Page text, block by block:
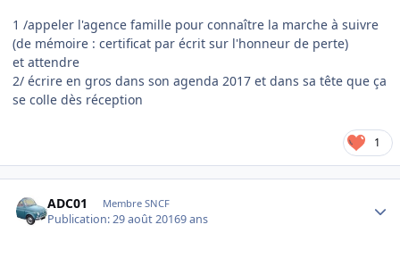
1 /appeler l'agence famille pour connaître la marche à suivre
(de mémoire : certificat par écrit sur l'honneur de perte)
et attendre
2/ écrire en gros dans son agenda 2017 et dans sa tête que ça
se colle dès réception
1
ADC01 Membre SNCF
Publication:29 août 20169 ans